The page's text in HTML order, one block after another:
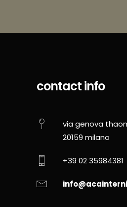
contact info
via genova
20159 milano
+39 02 35984381